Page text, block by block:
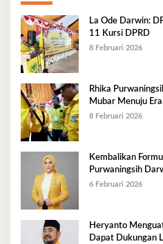
La Ode Darwin:
11 Kursi DPRD
8 Februari 2026
Rhika
Mubar Menuju
8 Februari 2026
Kembalikan
Purwaningsih
Golkar Mubar
6 Februari 2026
Heryanto
Dapat Dukungan